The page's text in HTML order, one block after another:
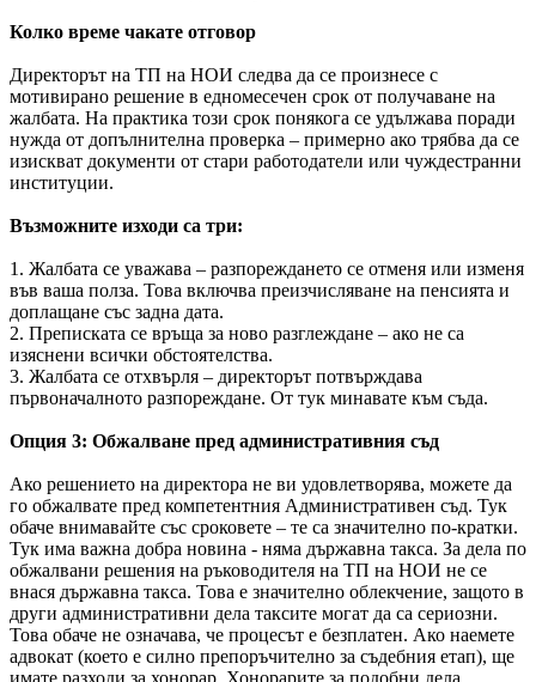
Колко време чакате отговор
Директорът на ТП на НОИ следва да се произнесе с
мотивирано решение в едномесечен срок от получаване на
жалбата. На практика този срок понякога се удължава поради
нужда от допълнителна проверка – примерно ако трябва да се
изискват документи от стари работодатели или чуждестранни
институции.
Възможните изходи са три:
1. Жалбата се уважава – разпореждането се отменя или изменя
във ваша полза. Това включва преизчисляване на пенсията и
доплащане със задна дата.
2. Преписката се връща за ново разглеждане – ако не са
изяснени всички обстоятелства.
3. Жалбата се отхвърля – директорът потвърждава
първоначалното разпореждане. От тук минавате към съда.
Опция 3: Обжалване пред административния съд
Ако решението на директора не ви удовлетворява, можете да
го обжалвате пред компетентния Административен съд. Тук
обаче внимавайте със сроковете – те са значително по-кратки.
Тук има важна добра новина - няма държавна такса. За дела по
обжалвани решения на ръководителя на ТП на НОИ не се
внася държавна такса. Това е значително облекчение, защото в
други административни дела таксите могат да са сериозни.
Това обаче не означава, че процесът е безплатен. Ако наемете
адвокат (което е силно препоръчително за съдебния етап), ще
имате разходи за хонорар. Хонорарите за подобни дела